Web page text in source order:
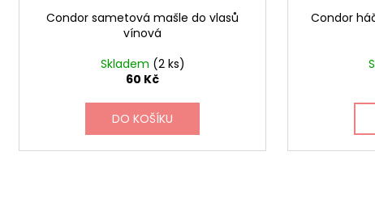
Condor sametová mašle do vlasů
vínová
Skladem (2 ks)
60 Kč
DO KOŠÍKU
Condor